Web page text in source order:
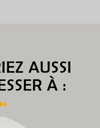
AUSSI
À :